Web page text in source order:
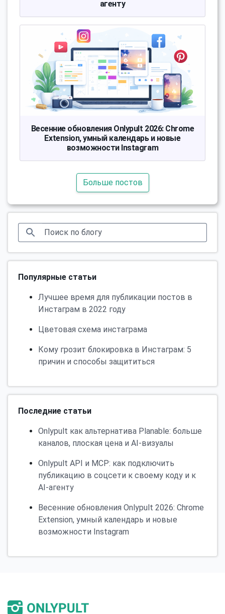
агенту
Весенние обновления Onlypult 2026: Chrome
Extension, умный календарь и новые
возможности Instagram
Больше постов
Популярные статьи
Лучшее время для публикации постов в
Инстаграм в 2022 году
Цветовая схема инстаграма
Кому грозит блокировка в Инстаграм: 5
причин и способы защититься
Последние статьи
Onlypult как альтернатива Planable: больше
каналов, плоская цена и AI-визуалы
Onlypult API и MCP: как подключить
публикацию в соцсети к своему коду и к
AI-агенту
Весенние обновления Onlypult 2026: Chrome
Extension, умный календарь и новые
возможности Instagram